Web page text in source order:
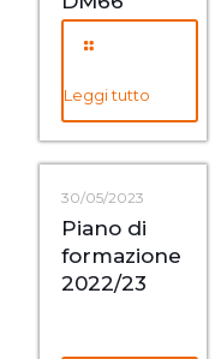
Leggi tutto
30/05/2023
Piano di
formazione
2022/23